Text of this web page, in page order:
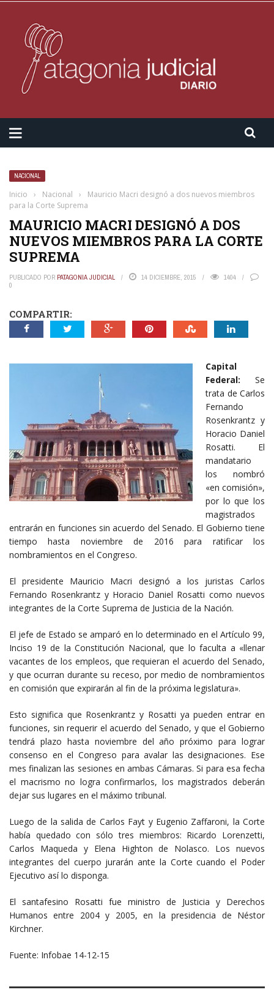
NACIONAL
Inicio › Nacional ›
Mauricio Macri designó a dos nuevos miembros
para la Corte Suprema
MAURICIO MACRI DESIGNÓ A DOS
NUEVOS MIEMBROS PARA LA CORTE
SUPREMA
PUBLICADO POR PATAGONIA JUDICIAL 14 DICIEMBRE, 2015
1404
0
COMPARTIR:
Capital
Federal: Se
trata de Carlos
Fernando
Rosenkrantz y
Horacio Daniel
Rosatti. El
mandatario
los nombró
«en comisión»,
por lo que los
magistrados
entrarán en funciones sin acuerdo del Senado. El Gobierno tiene
tiempo hasta noviembre de 2016 para ratificar los
nombramientos en el Congreso.
El presidente Mauricio Macri designó a los juristas Carlos
Fernando Rosenkrantz y Horacio Daniel Rosatti como nuevos
integrantes de la Corte Suprema de Justicia de la Nación.
El jefe de Estado se amparó en lo determinado en el Artículo 99,
Inciso 19 de la Constitución Nacional, que lo faculta a «llenar
vacantes de los empleos, que requieran el acuerdo del Senado,
y que ocurran durante su receso, por medio de nombramientos
en comisión que expirarán al fin de la próxima legislatura».
Esto significa que Rosenkrantz y Rosatti ya pueden entrar en
funciones, sin requerir el acuerdo del Senado, y que el Gobierno
tendrá plazo hasta noviembre del año próximo para lograr
consenso en el Congreso para avalar las designaciones. Ese
mes finalizan las sesiones en ambas Cámaras. Si para esa fecha
el macrismo no logra confirmarlos, los magistrados deberán
dejar sus lugares en el máximo tribunal.
Luego de la salida de Carlos Fayt y Eugenio Zaffaroni, la Corte
había quedado con sólo tres miembros: Ricardo Lorenzetti,
Carlos Maqueda y Elena Highton de Nolasco. Los nuevos
integrantes del cuerpo jurarán ante la Corte cuando el Poder
Ejecutivo así lo disponga.
El santafesino Rosatti fue ministro de Justicia y Derechos
Humanos entre 2004 y 2005, en la presidencia de Néstor
Kirchner.
Fuente: Infobae 14-12-15